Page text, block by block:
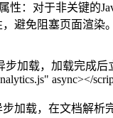
性：对于非关键的
，避免阻塞页面渲染。
步加载，加载完成后
async></
步加载，在文档解析